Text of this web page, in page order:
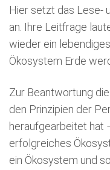
Hier setzt das Lese-
an. Ihre Leitfrage
wieder ein
Ökosystem Erde
Zur Beantwortung
den Prinzipien der
heraufgearbeitet hat
erfolgreiches
ein Ökosystem und